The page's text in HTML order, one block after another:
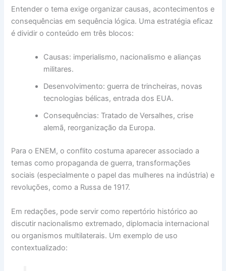
Entender o tema exige organizar causas, acontecimentos e
consequências em sequência lógica. Uma estratégia eficaz
é dividir o conteúdo em três blocos:
Causas: imperialismo, nacionalismo e alianças
militares.
Desenvolvimento: guerra de trincheiras, novas
tecnologias bélicas, entrada dos EUA.
Consequências: Tratado de Versalhes, crise
alemã, reorganização da Europa.
Para o ENEM, o conflito costuma aparecer associado a
temas como propaganda de guerra, transformações
sociais (especialmente o papel das mulheres na indústria) e
revoluções, como a Russa de 1917.
Em redações, pode servir como repertório histórico ao
discutir nacionalismo extremado, diplomacia internacional
ou organismos multilaterais. Um exemplo de uso
contextualizado: